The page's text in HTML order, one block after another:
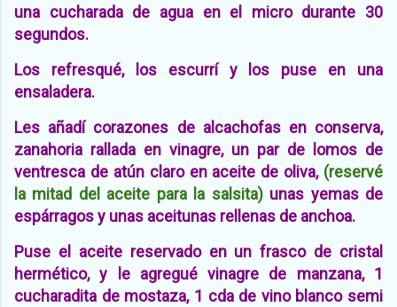
una cucharada de agua en el micro durante 30
segundos.
Los refresqué, los escurrí y los puse en una
ensaladera.
Les añadí corazones de alcachofas en conserva,
zanahoria rallada en vinagre, un par de lomos de
ventresca de atún claro en aceite de oliva, (reservé
la mitad del aceite para la salsita)unas yemas de
espárragos y unas aceitunas rellenas de anchoa.
Puse el aceite reservado en un frasco de cristal
hermético, y le agregué vinagre de manzana, 1
cucharadita de mostaza, 1 cda de vino blanco semi